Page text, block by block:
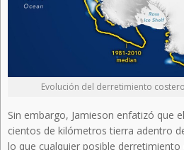
Evolución del derretimiento
Sin embargo, Jamieson enfatizó que
cientos de kilómetros tierra adentro
lo que cualquier posible derretimiento